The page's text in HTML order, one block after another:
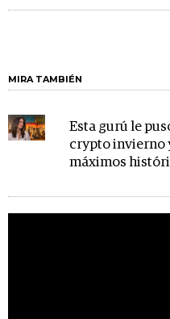
MIRA TAMBIÉN
Esta gurú le
crypto invierno
máximos